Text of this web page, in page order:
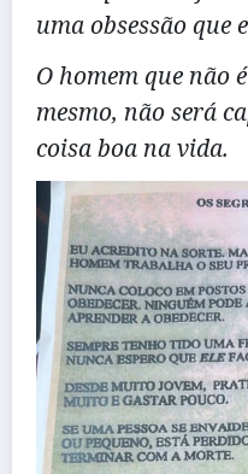
uma obsessão que
O homem que não
mesmo, não será
coisa boa na vida.